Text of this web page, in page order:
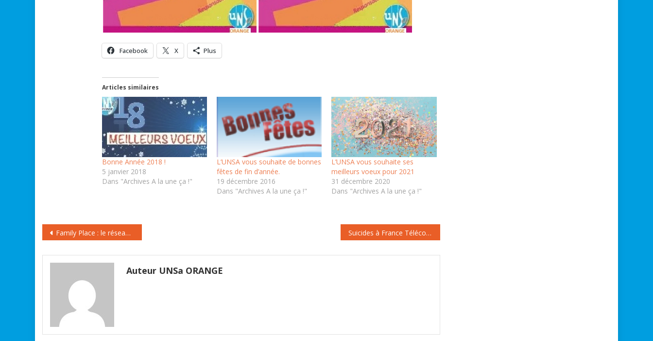
Facebook X Plus
Articles similaires
Bonne Année 2018 !
5 janvier 2018
Dans "Archives A la une ça !"
L’UNSA vous souhaite de bonnes
fêtes de fin d’année.
19 décembre 2016
Dans "Archives A la une ça !"
L’UNSA vous souhaite ses
meilleurs voeux pour 2021
31 décembre 2020
Dans "Archives A la une ça !"
Navigation
de
l’article
Family Place : le réseau social de la famille par Orange Suicides à France Télécom : enquête close, mais dégâts irréversibles
Auteur UNSa ORANGE